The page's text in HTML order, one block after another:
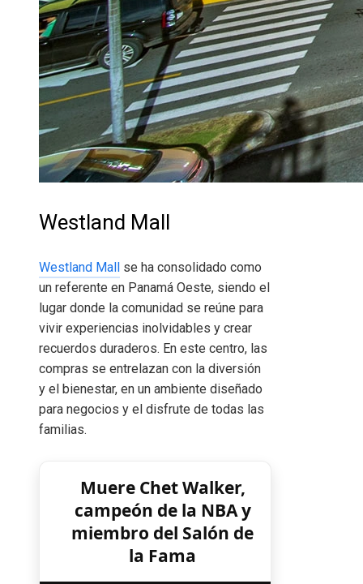
Westland Mall
Westland Mall
se ha consolidado como
un referente en Panamá Oeste, siendo el
lugar donde la comunidad se reúne para
vivir experiencias inolvidables y crear
recuerdos duraderos. En este centro, las
compras se entrelazan con la diversión
y el bienestar, en un ambiente diseñado
para negocios y el disfrute de todas las
familias.
Muere Chet Walker,
campeón de la NBA y
miembro del Salón de
la Fama